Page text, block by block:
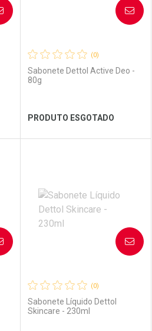
Ver Desconto Convênio
(0)
Sabonete Dettol Active Deo -
80g
PRODUTO ESGOTADO
AVISE-ME
Laboratório
Por Menos
(0)
Sabonete Líquido Dettol
Skincare - 230ml
AVISE-ME